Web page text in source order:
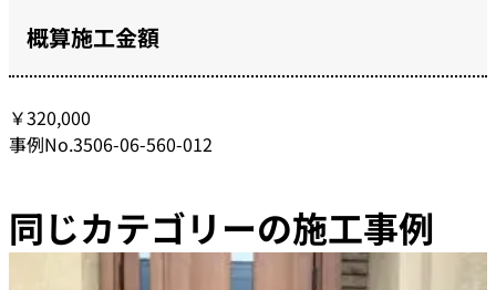
概算施工金額
￥320,000
事例No.3506-06-560-012
同じカテゴリーの施工事例